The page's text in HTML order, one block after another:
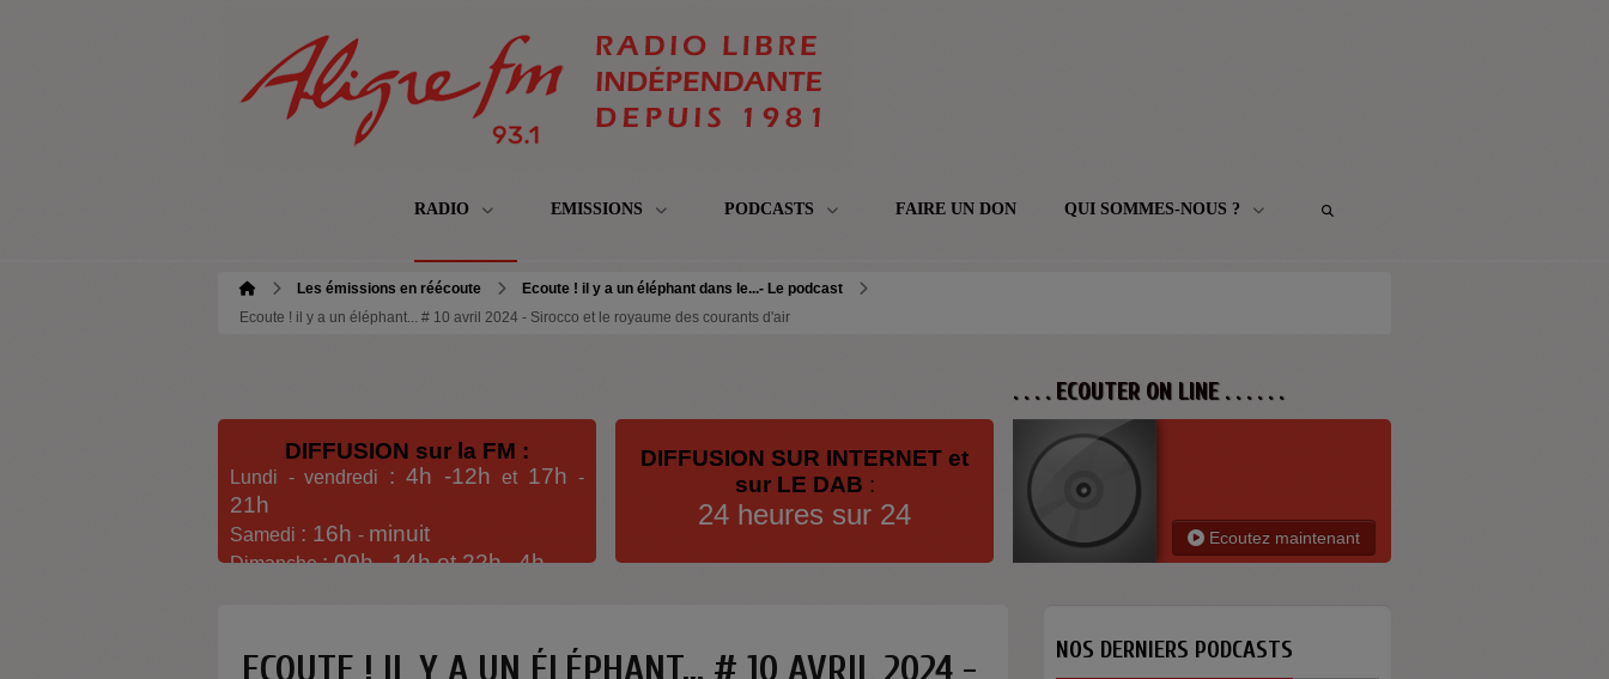
RADIO EMISSIONS PODCASTS FAIRE UN DON QUI SOMMES-NOUS ?
Les émissions en réécoute
Ecoute ! il y a un éléphant dans le...- Le podcast
Ecoute ! il y a un éléphant... # 10 avril 2024 - Sirocco et le royaume des courants d'air
DIFFUSION sur la FM :
Lundi - vendredi : 4h -12h et 17h -
21h
Samedi : 16h - minuit
Dimanche: 00h -14h et 22h-4h
DIFFUSION SUR INTERNET et
sur LE DAB :
24 heures sur 24
. . . . ECOUTER ON LINE . . . . . .
Ecoutez maintenant
ECOUTE ! IL Y A UN ÉLÉPHANT... # 10 AVRIL 2024 -
NOS DERNIERS PODCASTS